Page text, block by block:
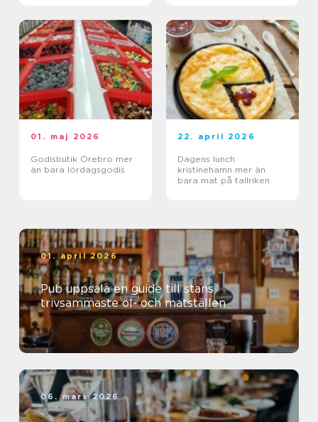
01. maj 2026
Godisbutik Örebro mer
än bara lördagsgodis
22. april 2026
Dagens lunch
kristinehamn mer än
bara mat på tallriken
01. april 2026
Pub uppsala en guide till stans
trivsammaste öl- och matställen
06. mars 2026